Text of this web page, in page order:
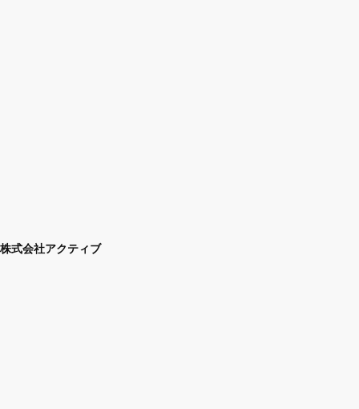
株式会社アクティブ